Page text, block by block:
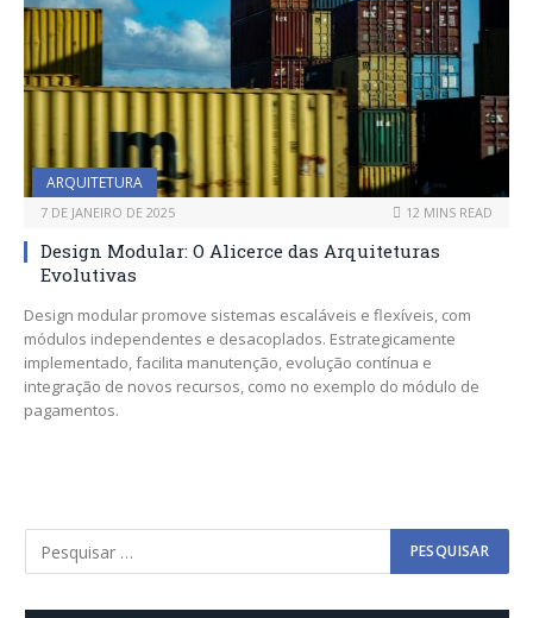
ARQUITETURA
7 DE JANEIRO DE 2025 12 MINS READ
Design Modular: O Alicerce das Arquiteturas
Evolutivas
Design modular promove sistemas escaláveis e flexíveis, com
módulos independentes e desacoplados. Estrategicamente
implementado, facilita manutenção, evolução contínua e
integração de novos recursos, como no exemplo do módulo de
pagamentos.